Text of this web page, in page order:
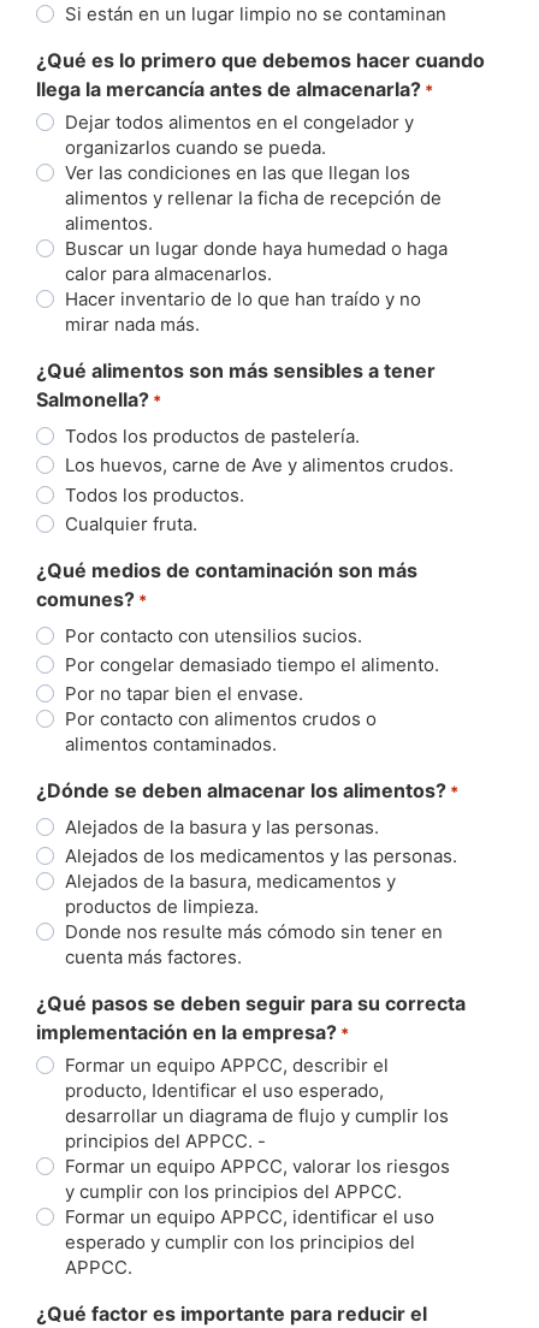
Si están en un lugar limpio no se contaminan
¿Qué es lo primero que debemos hacer cuando
llega la mercancía antes de almacenarla? *
Dejar todos alimentos en el congelador y
organizarlos cuando se pueda.
Ver las condiciones en las que llegan los
alimentos y rellenar la ficha de recepción de
alimentos.
Buscar un lugar donde haya humedad o haga
calor para almacenarlos.
Hacer inventario de lo que han traído y no
mirar nada más.
¿Qué alimentos son más sensibles a tener
Salmonella? *
Todos los productos de pastelería.
Los huevos, carne de Ave y alimentos crudos.
Todos los productos.
Cualquier fruta.
¿Qué medios de contaminación son más
comunes? *
Por contacto con utensilios sucios.
Por congelar demasiado tiempo el alimento.
Por no tapar bien el envase.
Por contacto con alimentos crudos o
alimentos contaminados.
¿Dónde se deben almacenar los alimentos? *
Alejados de la basura y las personas.
Alejados de los medicamentos y las personas.
Alejados de la basura, medicamentos y
productos de limpieza.
Donde nos resulte más cómodo sin tener en
cuenta más factores.
¿Qué pasos se deben seguir para su correcta
implementación en la empresa? *
Formar un equipo APPCC, describir el
producto, Identificar el uso esperado,
desarrollar un diagrama de flujo y cumplir los
principios del APPCC. -
Formar un equipo APPCC, valorar los riesgos
y cumplir con los principios del APPCC.
Formar un equipo APPCC, identificar el uso
esperado y cumplir con los principios del
APPCC.
¿Qué factor es importante para reducir el